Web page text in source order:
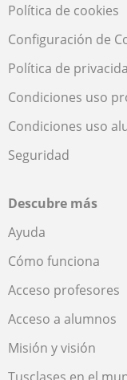
Política de cookies
Configuración de
Política de
Condiciones uso
Condiciones uso
Seguridad
Descubre más
Ayuda
Cómo funciona
Acceso profesores
Acceso a alumnos
Misión y visión